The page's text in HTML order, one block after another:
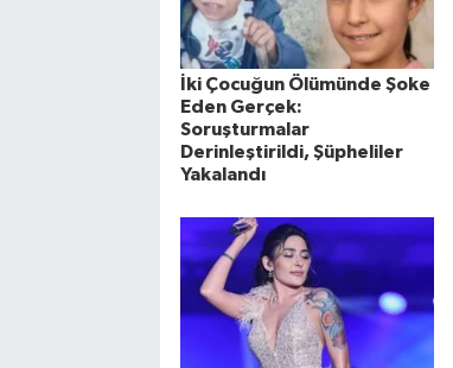
İki Çocuğun Ölümünde Şoke
Eden Gerçek:
Soruşturmalar
Derinleştirildi, Şüpheliler
Yakalandı